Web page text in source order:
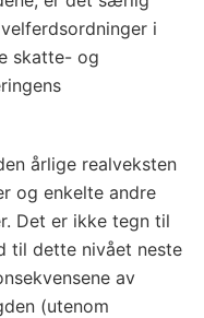
i
skatte- og
årlige realveksten
og enkelte andre
Det er ikke tegn til
til dette nivået neste
av
(utenom